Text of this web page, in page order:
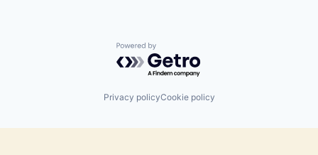
Powered by Getro.com
Privacy policyCookie policy